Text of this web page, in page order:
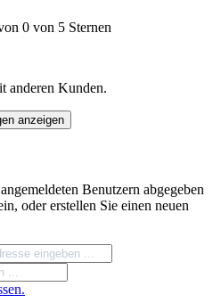
0 von 5 Sternen
anderen Kunden.
anzeigen
Benutzern abgegeben
oder erstellen Sie einen neuen